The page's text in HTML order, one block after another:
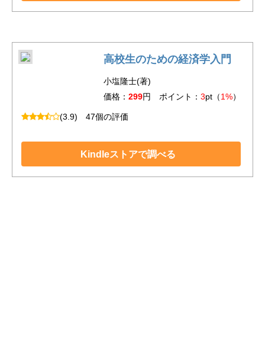
高校生のための経済学入門
小塩隆士(著)
価格： 299円 ポイント： 3pt（1%）
(3.9) 47個の評価
Kindleストアで調べる